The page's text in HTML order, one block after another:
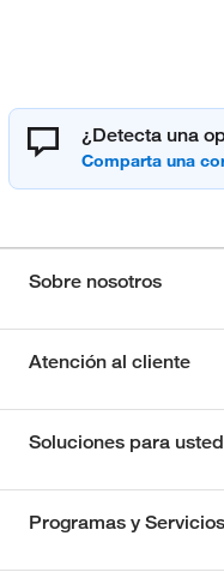
¿Detecta una
Sobre nosotros
Atención al cliente
Soluciones para usted
Programas y Servicios